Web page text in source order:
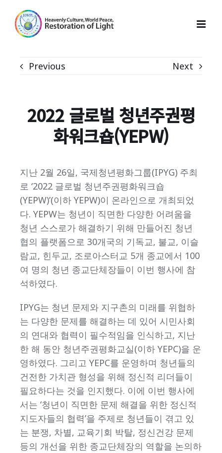
content
Previous Next
2022 글로벌 청년주권평
화워크숍(YEPW)
지난 2월 26일, 국제청년평화그룹(IPYG) 주최
로 ‘2022 글로벌 청년주권평화워크숍
(YEPW)’(이하 YEPW)이 온라인으로 개최되었
다. YEPW는 청년이 직면한 다양한 어려움을
청년 스스로가 해결하기 위해 만들어진 청년
협의 플랫폼으로 30개국의 기독교, 불교, 이슬
람교, 힌두교, 조로아스터교 5개 종교에서 100
여 명의 청년 종교단체장들이 이번 행사에 참
석하였다.
IPYG는 청년 문제와 지구촌의 미래를 위협하
는 다양한 문제를 해결하는 데 있어 시민사회
의 연대와 협력이 필수적임을 인식하고, 지난
한 해 동안 청년주권평화교실(이하 YEPC)을 운
영하였다. 그리고 YEPC를 운영하며 청년들의
건전한 가치관 형성을 위해 정신적 리더들이
필요하다는 것을 인지했다. 이에 이번 행사에
서는 ‘청년이 직면한 문제 해결을 위한 정신적
지도자들의 협력’을 주제로 청년들이 겪고 있
는 분쟁, 차별, 교육기회 박탈, 정신건강 문제
등의 개선을 위한 종교단체장의 역할을 논의하